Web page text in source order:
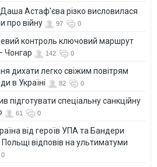
Астаф'єва різко висловилася
про війну
97 0
контроль ключовий маршрут
Чонгар
142 0
дихати легко свіжим повітрям
в Україні
82 0
підготувати спеціальну санкційну
61 0
від героїв УПА та Бандери
відповів на ультиматуми
0